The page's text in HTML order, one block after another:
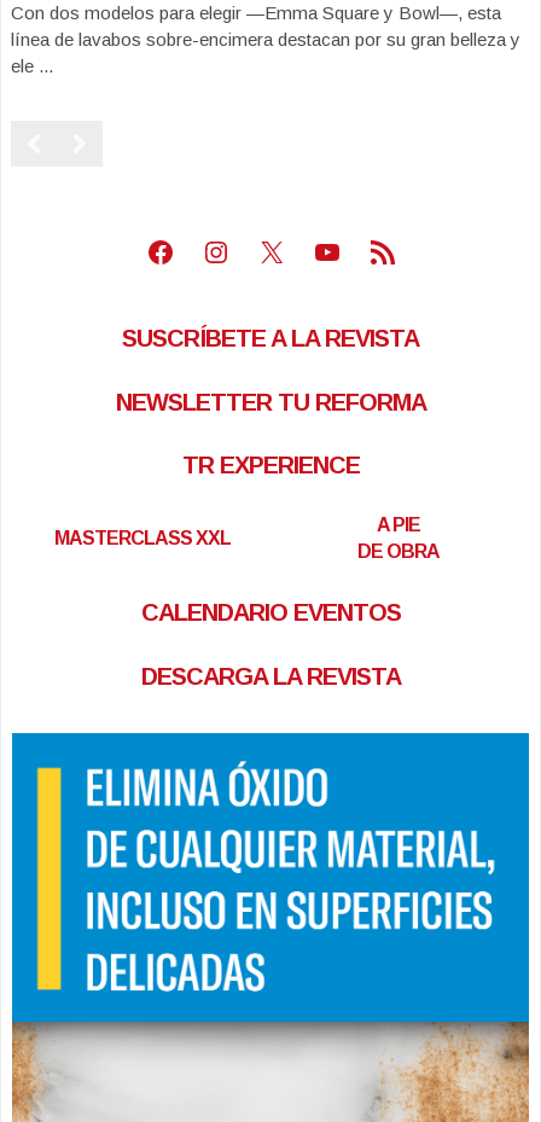
Con dos modelos para elegir —Emma Square y Bowl—, esta
línea de lavabos sobre-encimera destacan por su gran belleza y
ele ...
Facebook
Instagram
X Youtube
Feed RSS
SUSCRÍBETE A LA REVISTA
NEWSLETTER TU REFORMA
TR EXPERIENCE
MASTERCLASS XXL
A PIE
DE OBRA
CALENDARIO EVENTOS
DESCARGA LA REVISTA